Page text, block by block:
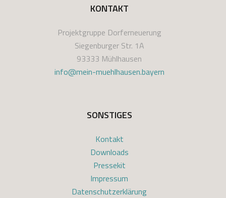
KONTAKT
Projektgruppe Dorferneuerung
Siegenburger Str. 1A
93333 Mühlhausen
info@mein-muehlhausen.bayern
SONSTIGES
Kontakt
Downloads
Pressekit
Impressum
Datenschutzerklärung